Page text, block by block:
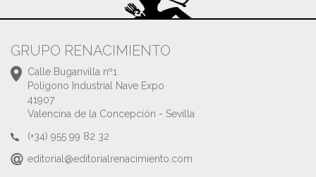
GRUPO RENACIMIENTO
Calle Buganvilla nº1
Polígono Industrial Nave Expo
41907
Valencina de la Concepción - Sevilla
(+34) 955 99 82 32
editorial@editorialrenacimiento.com